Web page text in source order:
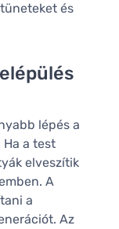
és
lépés a
a test
elveszítik
A
a
Az